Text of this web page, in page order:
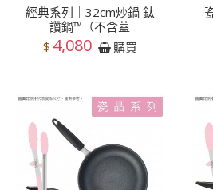
經典系列｜32cm炒鍋 鈦
讚鍋™（不含蓋
$ 4,080 購買